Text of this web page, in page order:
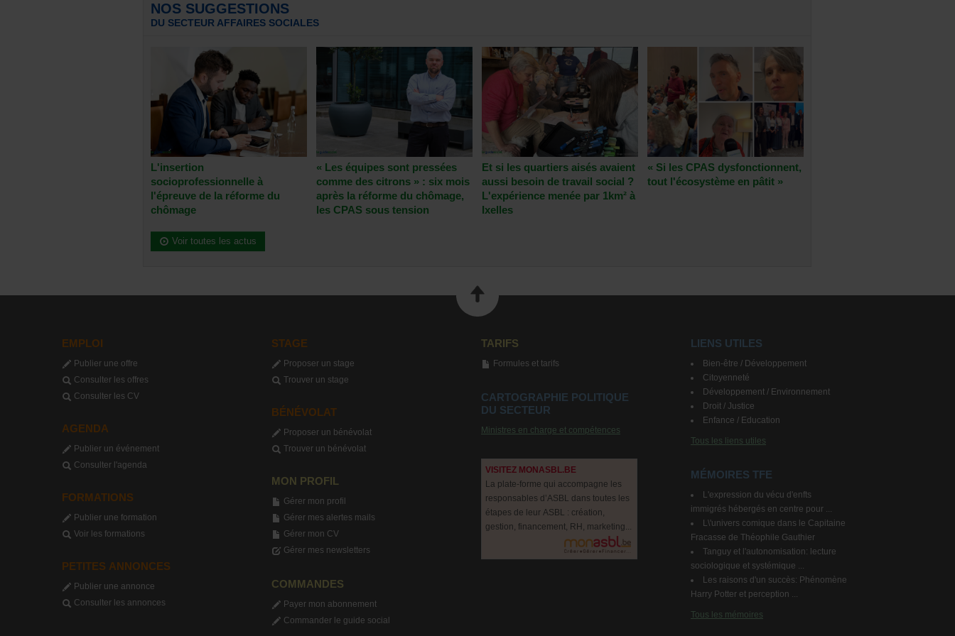
NOS SUGGESTIONS
DU SECTEUR AFFAIRES SOCIALES
L'insertion
socioprofessionnelle à
l'épreuve de la réforme du
chômage
« Les équipes sont pressées
comme des citrons » : six mois
après la réforme du chômage,
les CPAS sous tension
Et si les quartiers aisés avaient
aussi besoin de travail social ?
L'expérience menée par 1km² à
Ixelles
« Si les CPAS dysfonctionnent,
tout l'écosystème en pâtit »
Voir toutes les actus
EMPLOI
Publier une offre
Consulter les offres
Consulter les CV
AGENDA
Publier un événement
Consulter l'agenda
FORMATIONS
Publier une formation
Voir les formations
PETITES ANNONCES
Publier une annonce
Consulter les annonces
STAGE
Proposer un stage
Trouver un stage
BÉNÉVOLAT
Proposer un bénévolat
Trouver un bénévolat
MON PROFIL
Gérer mon profil
Gérer mes alertes mails
Gérer mon CV
Gérer mes newsletters
COMMANDES
Payer mon abonnement
Commander le guide social
TARIFS
Formules et tarifs
CARTOGRAPHIE POLITIQUE
DU SECTEUR
Ministres en charge et compétences
VISITEZ MONASBL.BE
La plate-forme qui accompagne les
responsables d’ASBL dans toutes les
étapes de leur ASBL : création,
gestion, financement, RH, marketing...
LIENS UTILES
Bien-être / Développement
Citoyenneté
Développement / Environnement
Droit / Justice
Enfance / Education
Tous les liens utiles
MÉMOIRES TFE
L'expression du vécu d'enfts
immigrés hébergés en centre pour ...
L\'univers comique dans le Capitaine
Fracasse de Théophile Gauthier
Tanguy et l'autonomisation: lecture
sociologique et systémique ...
Les raisons d'un succès: Phénomène
Harry Potter et perception ...
Tous les mémoires